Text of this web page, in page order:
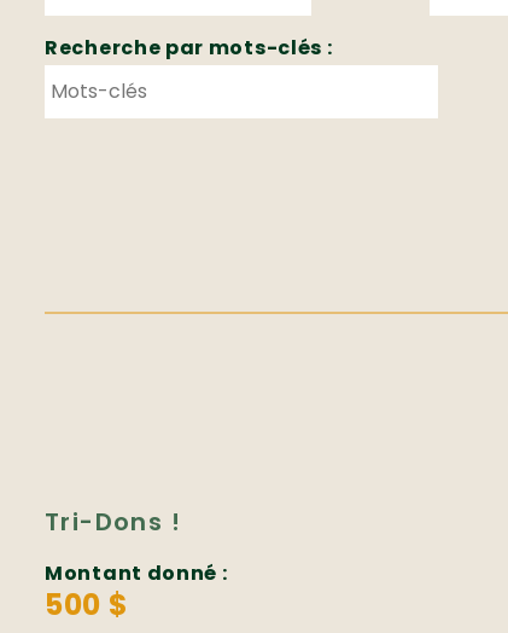
Recherche par mots-clés :
Tri-Dons !
Montant donné :
500 $